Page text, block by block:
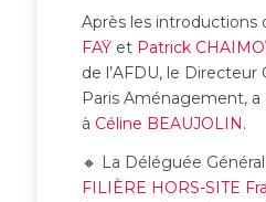
Après les introductions
FAŸet Patrick
de l’AFDU, le Directeur
Paris Aménagement, a
à Céline BEAUJOLIN.
🔸 La Déléguée
FILIÈRE HORS-SITE